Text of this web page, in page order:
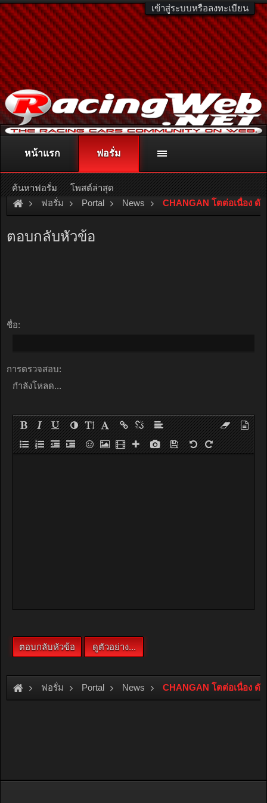
เข้าสู่ระบบหรือลงทะเบียน
ติดต่อลงโฆษณา racingweb@gmail.comหรือโทร. 081-811-1138
หรืออ่านรายละเอียดเพิ่มเติม คลิกที่นี่
ฟอรั่ม Portal News CHANGAN โตต่อเนื่อง ดั
ตอบกลับหัวข้อ
ชื่อ:
การตรวจสอบ:
กำลังโหลด...
ฟอรั่ม Portal News CHANGAN โตต่อเนื่อง ดั
หน้าแรก ฟอรั่ม
ค้นหาฟอรั่ม โพสต์ล่าสุด